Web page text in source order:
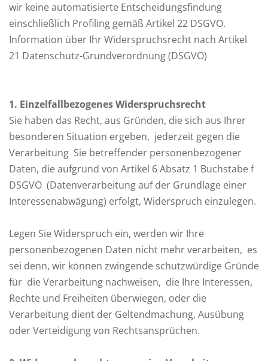
wir keine automatisierte Entscheidungsfindung
einschließlich Profiling gemäß Artikel 22 DSGVO.
Information über Ihr Widerspruchsrecht nach Artikel
21 Datenschutz-Grundverordnung (DSGVO)
1. Einzelfallbezogenes Widerspruchsrecht
Sie haben das Recht, aus Gründen, die sich aus Ihrer
besonderen Situation ergeben, jederzeit gegen die
Verarbeitung Sie betreffender personenbezogener
Daten, die aufgrund von Artikel 6 Absatz 1 Buchstabe f
DSGVO (Datenverarbeitung auf der Grundlage einer
Interessenabwägung) erfolgt, Widerspruch einzulegen.
Legen Sie Widerspruch ein, werden wir Ihre
personenbezogenen Daten nicht mehr verarbeiten, es
sei denn, wir können zwingende schutzwürdige Gründe
für die Verarbeitung nachweisen, die Ihre Interessen,
Rechte und Freiheiten überwiegen, oder die
Verarbeitung dient der Geltendmachung, Ausübung
oder Verteidigung von Rechtsansprüchen.